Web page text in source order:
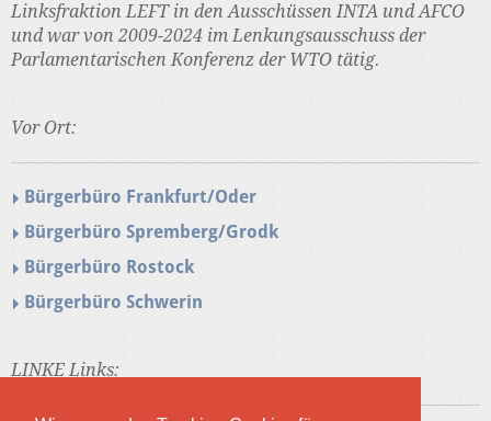
Linksfraktion LEFT in den Ausschüssen INTA und AFCO
und war von 2009-2024 im Lenkungsausschuss der
Parlamentarischen Konferenz der WTO tätig.
Vor Ort:
Bürgerbüro Frankfurt/Oder
Bürgerbüro Spremberg/Grodk
Bürgerbüro Rostock
Bürgerbüro Schwerin
LINKE Links: